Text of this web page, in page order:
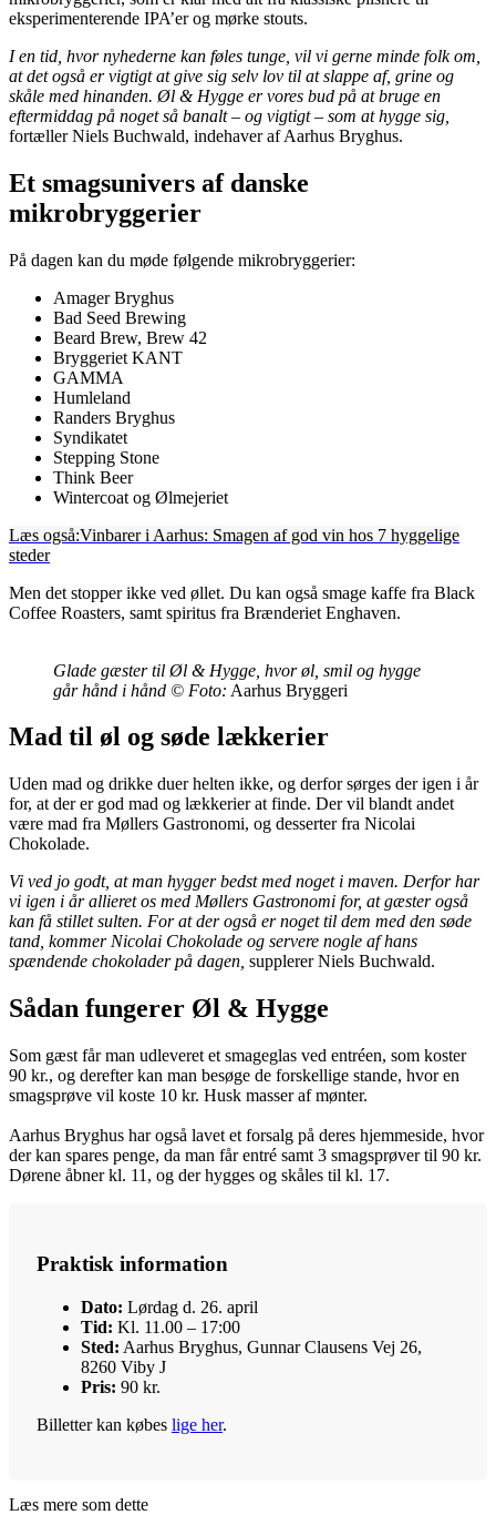
eksperimenterende IPA’er og mørke stouts.
I en tid, hvor nyhederne kan føles tunge, vil vi gerne minde folk om,
at det også er vigtigt at give sig selv lov til at slappe af, grine og
skåle med hinanden. Øl & Hygge er vores bud på at bruge en
eftermiddag på noget så banalt – og vigtigt – som at hygge sig,
fortæller Niels Buchwald, indehaver af Aarhus Bryghus.
Et smagsunivers af danske
mikrobryggerier
På dagen kan du møde følgende mikrobryggerier:
Amager Bryghus
Bad Seed Brewing
Beard Brew, Brew 42
Bryggeriet KANT
GAMMA
Humleland
Randers Bryghus
Syndikatet
Stepping Stone
Think Beer
Wintercoat og Ølmejeriet
Læs også:Vinbarer i Aarhus: Smagen af god vin hos 7 hyggelige
steder
Men det stopper ikke ved øllet. Du kan også smage kaffe fra Black
Coffee Roasters, samt spiritus fra Brænderiet Enghaven.
Glade gæster til Øl & Hygge, hvor øl, smil og hygge
går hånd i hånd © Foto: Aarhus Bryggeri
Mad til øl og søde lækkerier
Uden mad og drikke duer helten ikke, og derfor sørges der igen i år
for, at der er god mad og lækkerier at finde. Der vil blandt andet
være mad fra Møllers Gastronomi, og desserter fra Nicolai
Chokolade.
Vi ved jo godt, at man hygger bedst med noget i maven. Derfor har
vi igen i år allieret os med Møllers Gastronomi for, at gæster også
kan få stillet sulten. For at der også er noget til dem med den søde
tand, kommer Nicolai Chokolade og servere nogle af hans
spændende chokolader på dagen, supplerer Niels Buchwald.
Sådan fungerer Øl & Hygge
Som gæst får man udleveret et smageglas ved entréen, som koster
90 kr., og derefter kan man besøge de forskellige stande, hvor en
smagsprøve vil koste 10 kr. Husk masser af mønter.
Aarhus Bryghus har også lavet et forsalg på deres hjemmeside, hvor
der kan spares penge, da man får entré samt 3 smagsprøver til 90 kr.
Dørene åbner kl. 11, og der hygges og skåles til kl. 17.
Praktisk information
Dato: Lørdag d. 26. april
Tid: Kl. 11.00 – 17:00
Sted: Aarhus Bryghus, Gunnar Clausens Vej 26,
8260 Viby J
Pris: 90 kr.
Billetter kan købes lige her.
Læs mere som dette